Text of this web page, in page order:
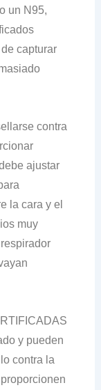
un N95,
capturar
contra
ajustar
la cara y el
muy
y pueden
contra la